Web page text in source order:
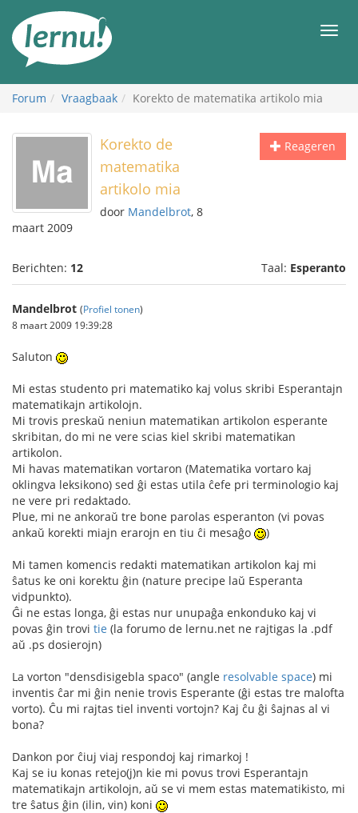
inhoud
Forum Vraagbaak Korekto de matematika artikolo mia
Reageren
Korekto de
matematika
artikolo mia
door Mandelbrot, 8
maart 2009
Berichten: 12 Taal: Esperanto
Mandelbrot (Profiel tonen)
8 maart 2009 19:39:28
Saluton
Mi estas studento pri matematiko kaj volus skribi Esperantajn
matematikajn artikolojn.
Mi trovis preskaŭ neniun matematikan artikolon esperante
skribitan, do mi ne vere scias kiel skribi matematikan
artikolon.
Mi havas matematikan vortaron (Matematika vortaro kaj
oklingva leksikono) sed ĝi estas utila ĉefe pri terminologio kaj
ne vere pri redaktado.
Plue, mi ne ankoraŭ tre bone parolas esperanton (vi povas
ankaŭ korekti miajn erarojn en tiu ĉi mesaĝo
)
Mi tamen komencis redakti matematikan artikolon kaj mi
ŝatus ke oni korektu ĝin (nature precipe laŭ Esperanta
vidpunkto).
Ĝi ne estas longa, ĝi estas nur unupaĝa enkonduko kaj vi
povas ĝin trovi tie (la forumo de lernu.net ne rajtigas la .pdf
aŭ .ps dosierojn)
La vorton "densdisigebla spaco" (angle resolvable space) mi
inventis ĉar mi ĝin nenie trovis Esperante (ĝi estas tre malofta
vorto). Ĉu mi rajtas tiel inventi vortojn? Kaj ĉu ĝi ŝajnas al vi
bona?
Dankon por ĉiuj viaj respondoj kaj rimarkoj !
Kaj se iu konas retejo(j)n kie mi povus trovi Esperantajn
matematikajn artikolojn, aŭ se vi mem estas matematikisto, mi
tre ŝatus ĝin (ilin, vin) koni